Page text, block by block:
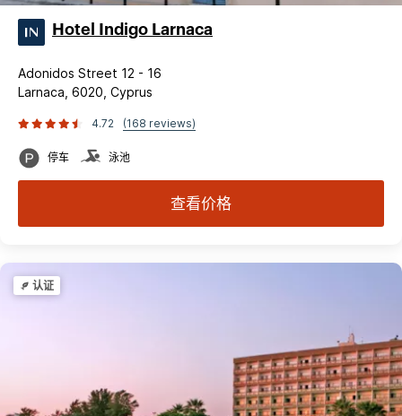
Hotel Indigo Larnaca
Adonidos Street 12 - 16
Larnaca, 6020, Cyprus
4.72 (168 reviews)
停车 泳池
查看价格
认证